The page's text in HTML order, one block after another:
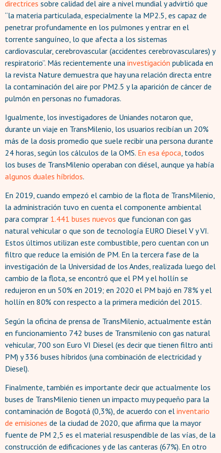
directrices sobre calidad del aire a nivel mundial y advirtió que
“la materia particulada, especialmente la MP2.5, es capaz de
penetrar profundamente en los pulmones y entrar en el
torrente sanguíneo, lo que afecta a los sistemas
cardiovascular, cerebrovascular (accidentes cerebrovasculares) y
respiratorio”. Más recientemente una investigación publicada en
la revista Nature demuestra que hay una relación directa entre
la contaminación del aire por PM2.5 y la aparición de cáncer de
pulmón en personas no fumadoras.
Igualmente, los investigadores de Uniandes notaron que,
durante un viaje en TransMilenio, los usuarios recibían un 20%
más de la dosis promedio que suele recibir una persona durante
24 horas, según los cálculos de la OMS. En esa época, todos
los buses de TransMilenio operaban con diésel, aunque ya había
algunos duales híbridos.
En 2019, cuando empezó el cambio de la flota de TransMilenio,
la administración tuvo en cuenta el componente ambiental
para comprar 1.441 buses nuevos que funcionan con gas
natural vehicular o que son de tecnología EURO Diesel V y VI.
Estos últimos utilizan este combustible, pero cuentan con un
filtro que reduce la emisión de PM. En la tercera fase de la
investigación de la Universidad de los Andes, realizada luego del
cambio de la flota, se encontró que el PM y el hollín se
redujeron en un 50% en 2019; en 2020 el PM bajó en 78% y el
hollín en 80% con respecto a la primera medición del 2015.
Según la oficina de prensa de TransMilenio, actualmente están
en funcionamiento 742 buses de Transmilenio con gas natural
vehicular, 700 son Euro VI Diesel (es decir que tienen filtro anti
PM) y 336 buses híbridos (una combinación de electricidad y
Diesel).
Finalmente, también es importante decir que actualmente los
buses de TransMilenio tienen un impacto muy pequeño para la
contaminación de Bogotá (0,3%), de acuerdo con el inventario
de emisiones de la ciudad de 2020, que afirma que la mayor
fuente de PM 2,5 es el material resuspendible de las vías, de la
construcción de edificaciones y de las canteras (67%). En otro